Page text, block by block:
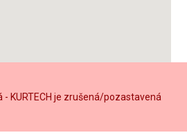
- KURTECH je zrušená/pozastavená